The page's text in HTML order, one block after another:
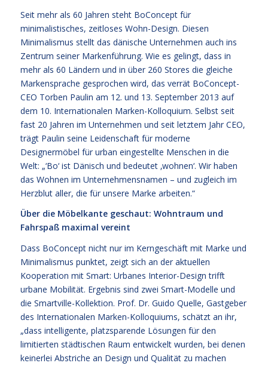
Seit mehr als 60 Jahren steht BoConcept für
minimalistisches, zeitloses Wohn-Design. Diesen
Minimalismus stellt das dänische Unternehmen auch ins
Zentrum seiner Markenführung. Wie es gelingt, dass in
mehr als 60 Ländern und in über 260 Stores die gleiche
Markensprache gesprochen wird, das verrät BoConcept-
CEO Torben Paulin am 12. und 13. September 2013 auf
dem 10. Internationalen Marken-Kolloquium. Selbst seit
fast 20 Jahren im Unternehmen und seit letztem Jahr CEO,
trägt Paulin seine Leidenschaft für moderne
Designermöbel für urban eingestellte Menschen in die
Welt: „‘Bo‘ ist Dänisch und bedeutet ‚wohnen‘. Wir haben
das Wohnen im Unternehmensnamen – und zugleich im
Herzblut aller, die für unsere Marke arbeiten.“
Über die Möbelkante geschaut: Wohntraum und
Fahrspaß maximal vereint
Dass BoConcept nicht nur im Kerngeschäft mit Marke und
Minimalismus punktet, zeigt sich an der aktuellen
Kooperation mit Smart: Urbanes Interior-Design trifft
urbane Mobilität. Ergebnis sind zwei Smart-Modelle und
die Smartville-Kollektion. Prof. Dr. Guido Quelle, Gastgeber
des Internationalen Marken-Kolloquiums, schätzt an ihr,
„dass intelligente, platzsparende Lösungen für den
limitierten städtischen Raum entwickelt wurden, bei denen
keinerlei Abstriche an Design und Qualität zu machen